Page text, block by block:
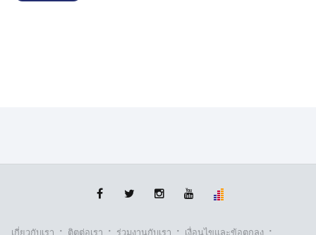
เกี่ยวกับเรา · ติตต่อเรา · ร่วมงานกับเรา · เงื่อนไขและข้อตกลง ·